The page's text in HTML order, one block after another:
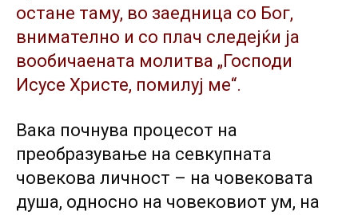
остане таму, во заедница со Бог,
внимателно и со плач следејќи ја
вообичаената молитва „Господи
Исусе Христе, помилуј ме“.
Вака почнува процесот на
преобразување на севкупната
човекова личност – на човековата
душа, односно на човековиот ум, на